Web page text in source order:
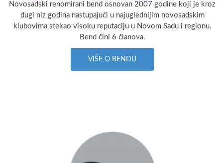
Novosadski renomirani bend osnovan 2007 godine koji je kroz
dugi niz godina nastupajući u najuglednijim novosadskim
klubovima stekao visoku reputaciju u Novom Sadu i regionu.
Bend čini 6 članova.
VIŠE O BENDU